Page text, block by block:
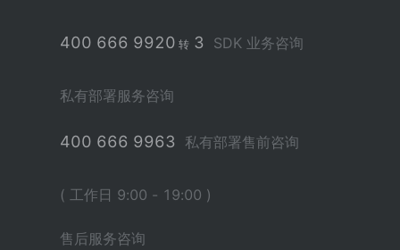
400 666 9920 转3 SDK 业务咨询
私有部署服务咨询
400 666 9963 私有部署售前咨询
( 工作日 9:00 - 19:00 )
售后服务咨询